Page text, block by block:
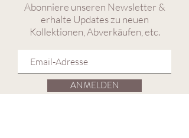
Abonniere unseren Newsletter &
erhalte Updates zu neuen
Kollektionen, Abverkäufen, etc.
ANMELDEN